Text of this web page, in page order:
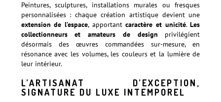
Peintures, sculptures, installations murales ou fresques
personnalisées : chaque création artistique devient une
extension de l’espace, apportantcaractère et unicité.Les
collectionneurs et amateurs de design privilégient
désormais des œuvres commandées sur-mesure, en
résonance avec les volumes, les couleurs et la lumière de
leur intérieur.
L’ARTISANAT D’EXCEPTION,
SIGNATURE DU LUXE INTEMPOREL